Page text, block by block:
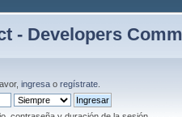
- Developers
ingresa o regístrate